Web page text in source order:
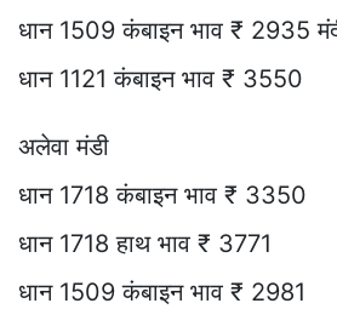
धान 1509 कंबाइन भाव ₹ 2935
धान 1121 कंबाइन भाव ₹ 3550
अलेवा मंडी
धान 1718 कंबाइन भाव ₹ 3350
धान 1718 हाथ भाव ₹ 3771
धान 1509 कंबाइन भाव ₹ 2981